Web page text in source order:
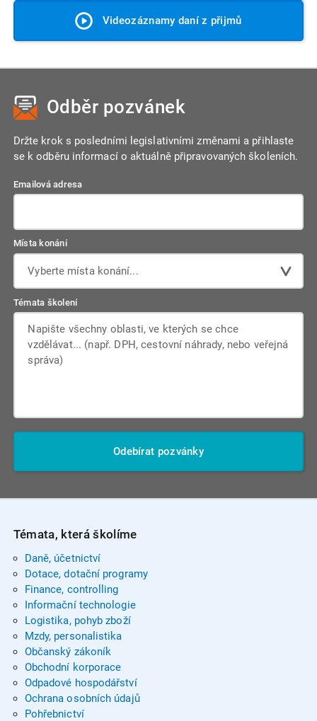
Videozáznamy daní z přijmů
Odběr pozvánek
Držte krok s posledními legislativními změnami a přihlaste
se k odběru informací o aktuálně připravovaných školeních.
Emailová adresa
Místa konání
Vyberte místa konání...
Témata školení
Odebírat pozvánky
Témata, která školíme
Daně, účetnictví
Dotace, dotační programy
Finance, controlling
Informační technologie
Logistika, pohyb zboží
Mzdy, personalistika
Občanský zákoník
Obchodní korporace
Odpadové hospodářství
Ochrana osobních údajů
Pohřebnictví